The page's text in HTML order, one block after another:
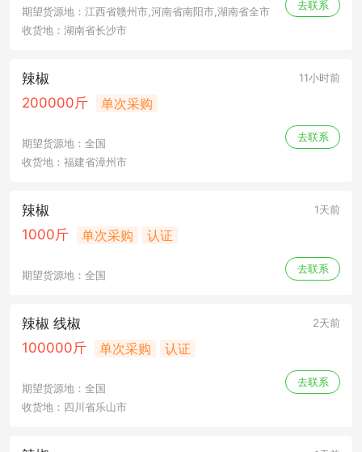
期望货源地：江西省赣州市,河南省南阳市,湖南省全市
去联系
收货地：湖南省长沙市
辣椒 11小时前
200000斤 单次采购
期望货源地：全国
去联系
收货地：福建省漳州市
辣椒 1天前
1000斤 单次采购 认证
期望货源地：全国
去联系
辣椒 线椒 2天前
100000斤 单次采购 认证
期望货源地：全国
去联系
收货地：四川省乐山市